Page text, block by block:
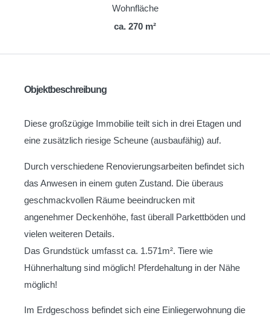
Wohnfläche
ca. 270 m²
Objektbeschreibung
Diese großzügige Immobilie teilt sich in drei Etagen und
eine zusätzlich riesige Scheune (ausbaufähig) auf.
Durch verschiedene Renovierungsarbeiten befindet sich
das Anwesen in einem guten Zustand. Die überaus
geschmackvollen Räume beeindrucken mit
angenehmer Deckenhöhe, fast überall Parkettböden und
vielen weiteren Details.
Das Grundstück umfasst ca. 1.571m². Tiere wie
Hühnerhaltung sind möglich! Pferdehaltung in der Nähe
möglich!
Im Erdgeschoss befindet sich eine Einliegerwohnung die